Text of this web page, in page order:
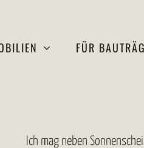
FÜR
Ich mag neben